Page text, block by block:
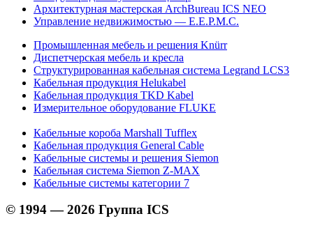
Архитектурная мастерская ArchBureau ICS NEO
Управление недвижимостью — E.E.P.M.C.
Промышленная мебель и решения Knürr
Диспетчерская мебель и кресла
Структурированная кабельная система Legrand LCS3
Кабельная продукция Helukabel
Кабельная продукция TKD Kabel
Измерительное оборудование FLUKE
Кабельные короба Marshall Tufflex
Кабельная продукция General Cable
Кабельные системы и решения Siemon
Кабельная система Siemon Z-MAX
Кабельные системы категории 7
© 1994 — 2026 Группа ICS